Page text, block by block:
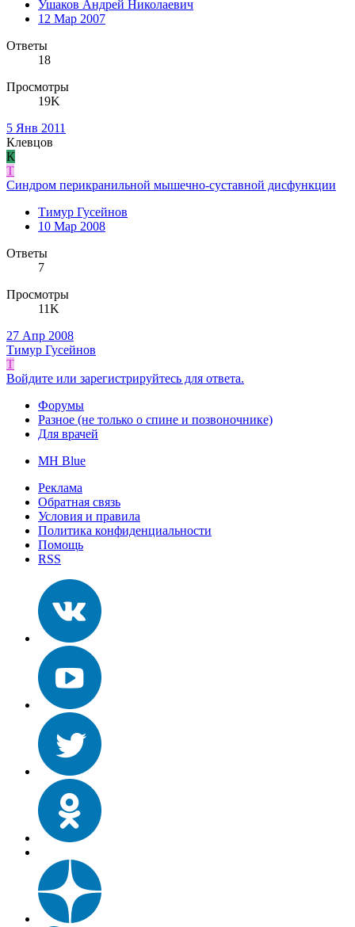
Ушаков Андрей Николаевич
12 Мар 2007
Ответы
18
Просмотры
19K
5 Янв 2011
Клевцов
К
Т
Синдром перикранильной мышечно-суставной дисфункции
Тимур Гусейнов
10 Мар 2008
Ответы
7
Просмотры
11K
27 Апр 2008
Тимур Гусейнов
Т
Войдите или зарегистрируйтесь для ответа.
Форумы
Разное (не только о спине и позвоночнике)
Для врачей
MH Blue
Реклама
Обратная связь
Условия и правила
Политика конфиденциальности
Помощь
RSS